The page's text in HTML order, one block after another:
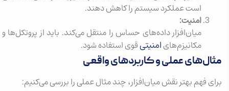
است عملکرد سیستم را کاهش دهند.
امنیت:
میان‌افزار داده‌های حساس را منتقل می‌کند. باید از پروتکل‌ها و
مکانیزم‌هایامنیتیقوی استفاده شود.
مثال‌های عملی و کاربردهای واقعی
برای فهم بهتر نقش میان‌افزار، چند مثال عملی را بررسی می‌کنیم: